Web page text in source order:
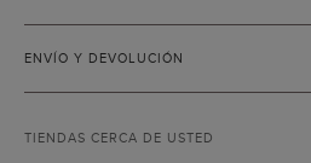
ENVÍO Y DEVOLUCIÓN
TIENDAS CERCA DE USTED